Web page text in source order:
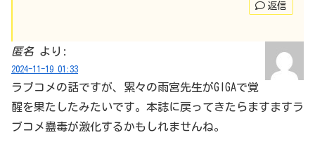
返信
匿名 より:
2024-11-19 01:33
ラブコメの話ですが、累々の雨宮先生がGIGAで覚
醒を果たしたみたいです。本誌に戻ってきたらますますラ
ブコメ蠱毒が激化するかもしれませんね。